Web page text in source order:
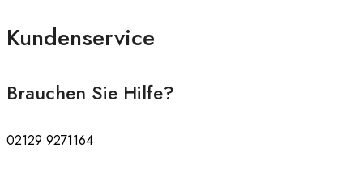
Kundenservice
Brauchen Sie Hilfe?
02129 9271164